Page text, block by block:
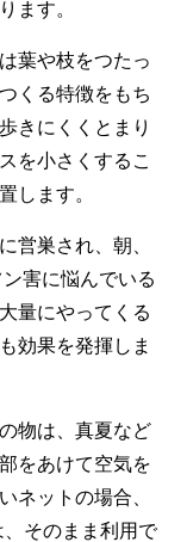
ます。
葉や枝をつたっ
くる特徴をもち
きにくくとまり
を小さくするこ
します。
営巣され、朝、
害に悩んでいる
量にやってくる
効果を発揮しま
物は、真夏など
をあけて空気を
ネットの場合、
、そのまま利用で